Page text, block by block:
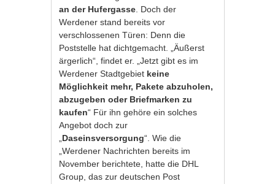
an der Hufergasse. Doch der
Werdener stand bereits vor
verschlossenen Türen: Denn die
Poststelle hat dichtgemacht. „Äußerst
ärgerlich“, findet er. „Jetzt gibt es im
Werdener Stadtgebiet keine
Möglichkeit mehr, Pakete abzuholen,
abzugeben oder Briefmarken zu
kaufen“ Für ihn gehöre ein solches
Angebot doch zur
„Daseinsversorgung“. Wie die
„Werdener Nachrichten bereits im
November berichtete, hatte die DHL
Group, das zur deutschen Post